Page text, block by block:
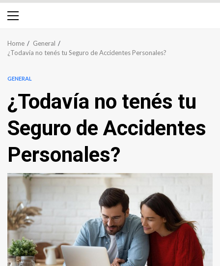
Primary
Home
General
¿Todavía no tenés tu Seguro de Accidentes Personales?
GENERAL
¿Todavía no tenés tu
Seguro de Accidentes
Personales?